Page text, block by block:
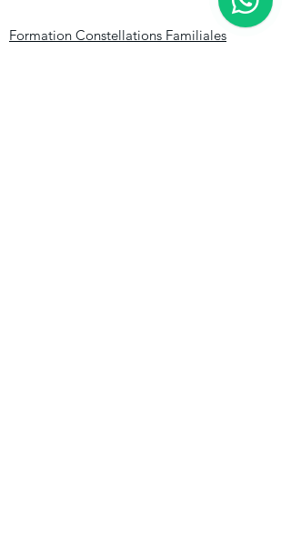
Formation Constellations Familiales